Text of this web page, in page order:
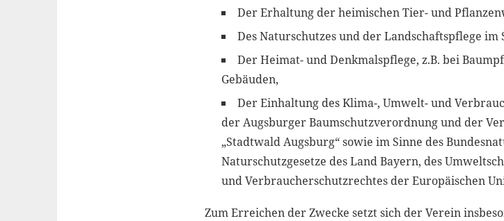
Der Erhaltung der heimischen Tier- und
Des Naturschutzes und der Landschaftspflege im
Der Heimat- und Denkmalspflege, z.B. bei
Gebäuden,
Der Einhaltung des Klima-, Umwelt- und
der Augsburger Baumschutzverordnung und der
„Stadtwald Augsburg“ sowie im Sinne des
Naturschutzgesetze des Land Bayern, des
und Verbraucherschutzrechtes der Europäischen
Zum Erreichen der Zwecke setzt sich der Verein